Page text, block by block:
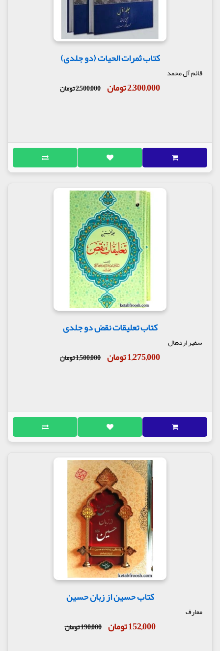
کتاب ثمرات الحیات (دو جلدی)
قائم آل محمد
2,300,000 تومان 2,500,000 تومان
کتاب تعلیقات نقض دو جلدی
سفیر اردهال
1,275,000 تومان 1,500,000 تومان
کتاب حسین از زبان حسین
معارف
152,000 تومان 190,000 تومان